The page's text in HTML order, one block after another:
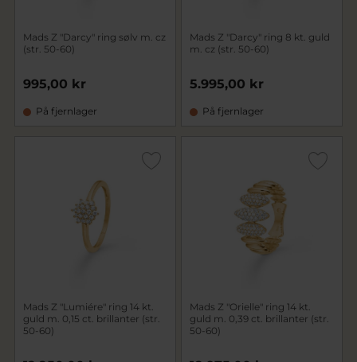
Mads Z "Darcy" ring sølv m. cz
(str. 50-60)
995,00 kr
På fjernlager
Mads Z "Darcy" ring 8 kt. guld
m. cz (str. 50-60)
5.995,00 kr
På fjernlager
Mads Z "Lumiére" ring 14 kt.
guld m. 0,15 ct. brillanter (str.
50-60)
Mads Z "Orielle" ring 14 kt.
guld m. 0,39 ct. brillanter (str.
50-60)